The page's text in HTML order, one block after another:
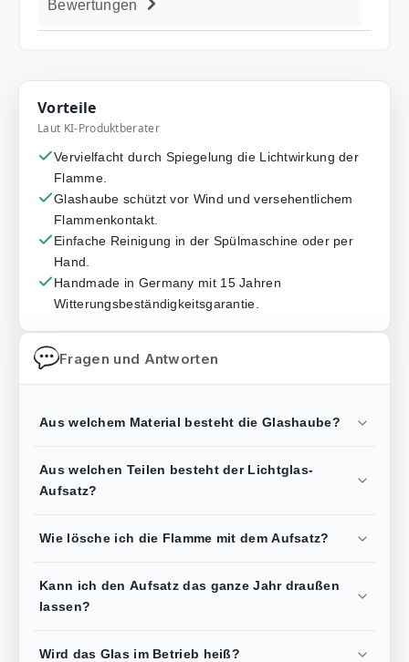
Bewertungen
Vorteile
Laut KI-Produktberater
Vervielfacht durch Spiegelung die Lichtwirkung der
Flamme.
Glashaube schützt vor Wind und versehentlichem
Flammenkontakt.
Einfache Reinigung in der Spülmaschine oder per
Hand.
Handmade in Germany mit 15 Jahren
Witterungsbeständigkeitsgarantie.
Fragen und Antworten
Aus welchem Material besteht die Glashaube?
Aus welchen Teilen besteht der Lichtglas-
Aufsatz?
Wie lösche ich die Flamme mit dem Aufsatz?
Kann ich den Aufsatz das ganze Jahr draußen
lassen?
Wird das Glas im Betrieb heiß?